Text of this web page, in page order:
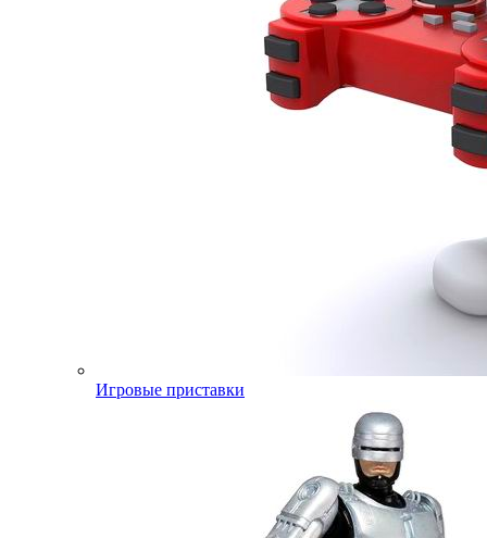
Игровые приставки